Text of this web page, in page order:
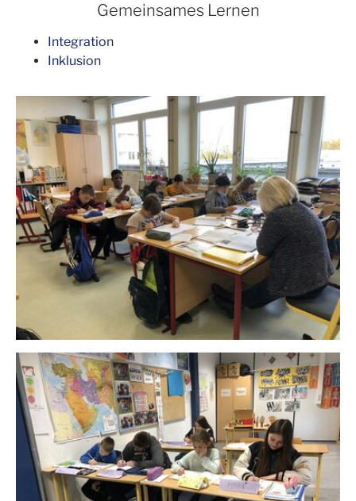
Gemeinsames Lernen
Integration
Inklusion